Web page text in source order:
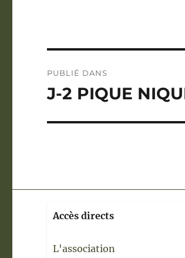
de
PUBLIÉ DANS
J-2 PIQUE
Accès directs
L'association